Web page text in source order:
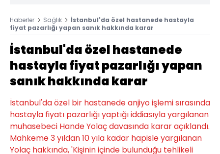
Haberler Sağlık
İstanbul'da özel hastanede hastayla
fiyat pazarlığı yapan sanık hakkında karar
İstanbul'da özel hastanede
hastayla fiyat pazarlığı yapan
sanık hakkında karar
İstanbul'da özel bir hastanede anjiyo işlemi sırasında
hastayla fiyatı pazarlığı yaptığı iddiasıyla yargılanan
muhasebeci Hande Yolaç davasında karar açıklandı.
Mahkeme 3 yıldan 10 yıla kadar hapisle yargılanan
Yolaç hakkında, 'Kişinin içinde bulunduğu tehlikeli